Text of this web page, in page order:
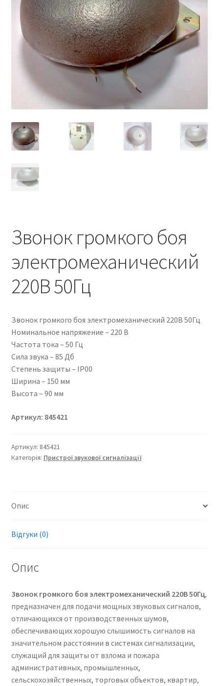
Звонок громкого боя
электромеханический
220В 50Гц
Звонок громкого боя электромеханический 220В 50Гц
Номинальное напряжение – 220 В
Частота тока – 50 Гц
Сила звука – 85 Дб
Степень защиты – IP00
Ширина – 150 мм
Высота – 90 мм
Артикул: 845421
Артикул: 845421
Категорія: Пристрої звукової сигналізації
Опис
Відгуки (0)
Опис
Звонок громкого боя электромеханический 220В 50Гц,
предназначен для подачи мощных звуковых сигналов,
отличающихся от производственных шумов,
обеспечивающих хорошую слышимость сигналов на
значительном расстоянии в системах сигнализации,
служащий для защиты от взлома и пожара
административных, промышленных,
сельскохозяйственных, торговых объектов, квартир,